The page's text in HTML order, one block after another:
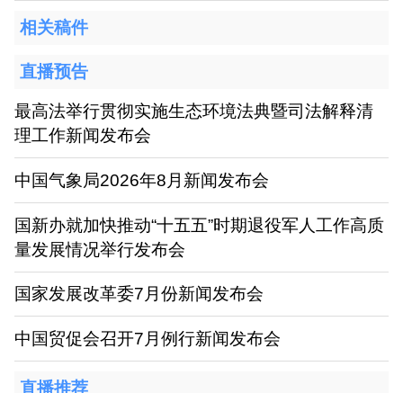
相关稿件
直播预告
最高法举行贯彻实施生态环境法典暨司法解释清
理工作新闻发布会
中国气象局2026年8月新闻发布会
国新办就加快推动“十五五”时期退役军人工作高质
量发展情况举行发布会
国家发展改革委7月份新闻发布会
中国贸促会召开7月例行新闻发布会
直播推荐